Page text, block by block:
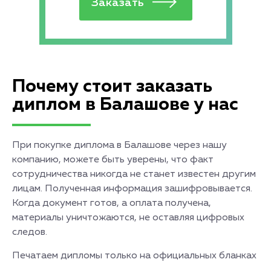
Почему стоит заказать
диплом в Балашове у нас
При покупке диплома в Балашове через нашу
компанию, можете быть уверены, что факт
сотрудничества никогда не станет известен другим
лицам. Полученная информация зашифровывается.
Когда документ готов, а оплата получена,
материалы уничтожаются, не оставляя цифровых
следов.
Печатаем дипломы только на официальных бланках